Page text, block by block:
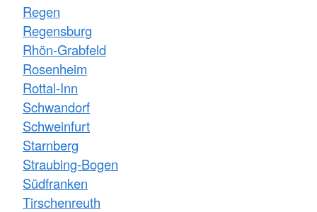
Regen
Regensburg
Rhön-Grabfeld
Rosenheim
Rottal-Inn
Schwandorf
Schweinfurt
Starnberg
Straubing-Bogen
Südfranken
Tirschenreuth